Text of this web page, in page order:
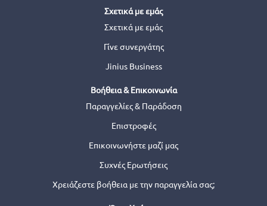
Σχετικά με εμάς
Σχετικά με εμάς
Γίνε συνεργάτης
Jinius Business
Βοήθεια & Επικοινωνία
Παραγγελίες & Παράδοση
Επιστροφές
Επικοινωνήστε μαζί μας
Συχνές Ερωτήσεις
Χρειάζεστε βοήθεια με την παραγγελία σας;